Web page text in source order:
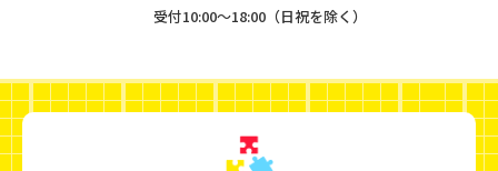
受付10:00〜18:00（日祝を除く）